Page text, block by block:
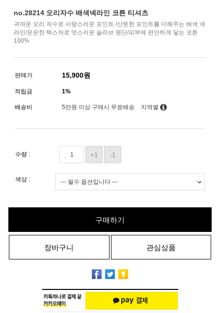
no.28214 오리자수 배색넥라인 코튼 티셔츠
귀여운 오리 자수로 사랑스러운 포인트 /산뜻한 포인트를 더해주는 배색 넥
라인/은은한 텍스처로 멋스러운 슬라브 원단/피부에 편안하게 닿는 코튼
100%
판매가 15,900원
적립금 1%
배송비 5만원 이상 구매시 무료배송 지역별
수량 : +1 -1
색상 :
구매하기
장바구니 관심상품